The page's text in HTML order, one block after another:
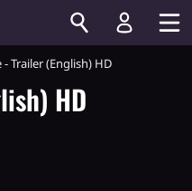
- Trailer (English) HD
HD